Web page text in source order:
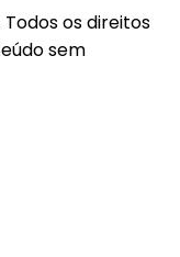
os direitos
sem